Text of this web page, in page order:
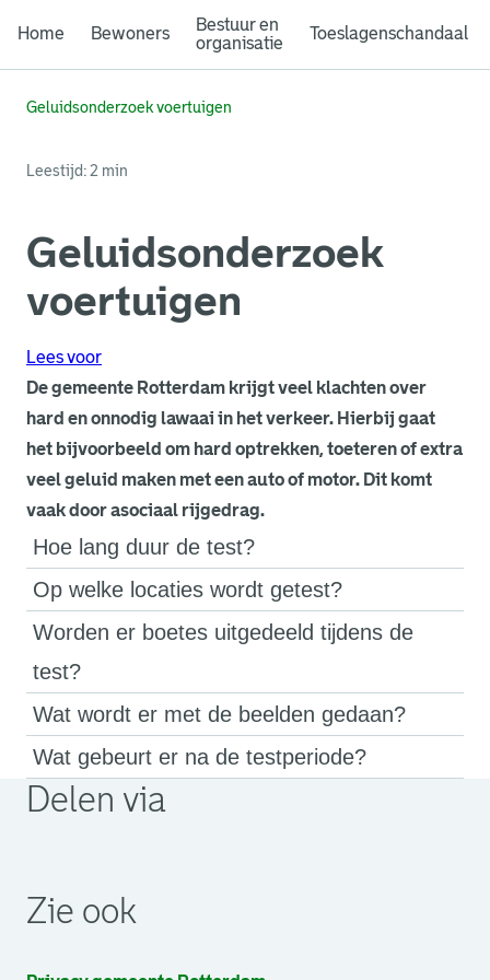
Home Bewoners
Bestuur en
organisatie
Toeslagenschandaal
Geluidsonderzoek voertuigen
Leestijd: 2 min
Geluidsonderzoek
voertuigen
Lees voor
De gemeente Rotterdam krijgt veel klachten over
hard en onnodig lawaai in het verkeer. Hierbij gaat
het bijvoorbeeld om hard optrekken, toeteren of extra
veel geluid maken met een auto of motor. Dit komt
vaak door asociaal rijgedrag.
Hoe lang duur de test?
Op welke locaties wordt getest?
Worden er boetes uitgedeeld tijdens de
test?
Wat wordt er met de beelden gedaan?
Wat gebeurt er na de testperiode?
Delen via
Zie ook